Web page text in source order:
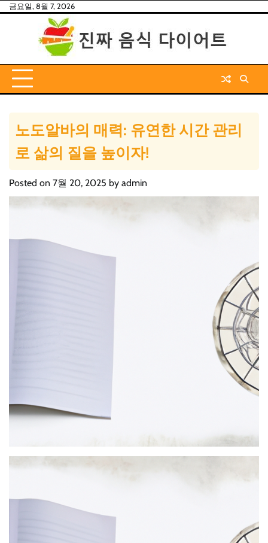
Skip금요일, 8월 7, 2026
노도알바의 매력: 유연한 시간 관리
로 삶의 질을 높이자!
Posted on 7월 20, 2025 by admin